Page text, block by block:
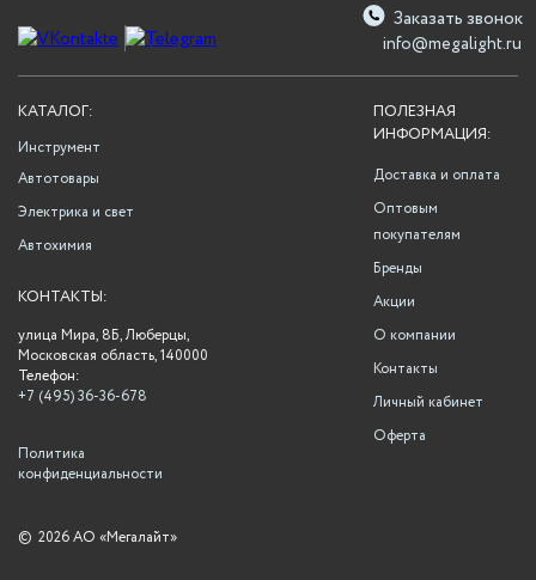
info@megalight.ru
Заказать звонок
ПОЛЕЗНАЯ
ИНФОРМАЦИЯ:
Доставка и оплата
Оптовым
покупателям
Бренды
Акции
О компании
Контакты
Личный кабинет
Оферта
КАТАЛОГ:
Инструмент
Автотовары
Электрика и свет
Автохимия
КОНТАКТЫ:
улица Мира, 8Б, Люберцы,
Московская область, 140000
Телефон:
+7 (495) 36-36-678
Политика
конфиденциальности
© 2026 АО «Мегалайт»